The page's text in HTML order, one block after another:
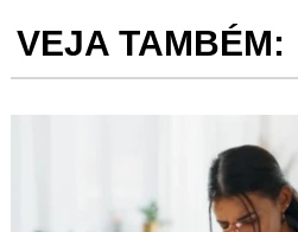
VEJA TAMBÉM: